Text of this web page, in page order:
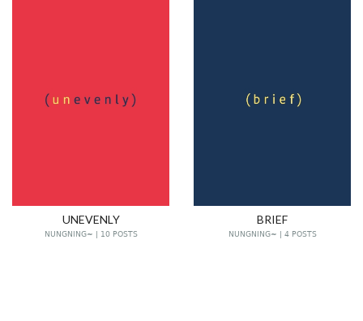
UNEVENLY
NUNGNING~ | 10 POSTS
BRIEF
NUNGNING~ | 4 POSTS